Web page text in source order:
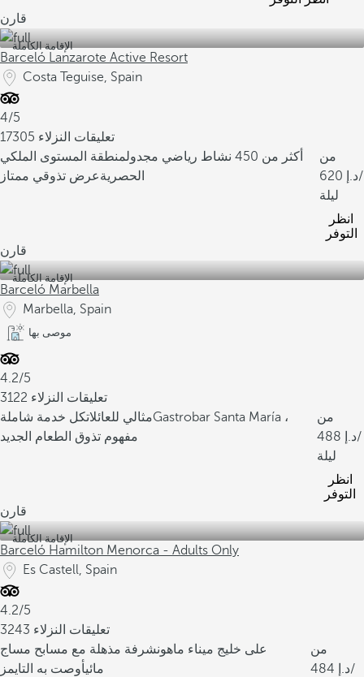
قارن
الإقامة الكاملة
Barceló Lanzarote Active Resort
Costa Teguise, Spain
4/5
17305 تعليقات النزلاء
أكثر من 450 نشاط رياضي مجدول
منطقة المستوى الملكي
الحصريةعرض تذوقي ممتاز
من
620
/
ليلة
انظر
التوفر
قارن
الإقامة الكاملة
Barceló Marbella
Marbella, Spain
موصى بها
4.2/5
3122 تعليقات النزلاء
مثالي للعائلاتكل خدمة شاملة
Gastrobar Santa María ،
مفهوم تذوق الطعام الجديد
من
488
/
ليلة
انظر
التوفر
قارن
الإقامة الكاملة
Barceló Hamilton Menorca - Adults Only
Es Castell, Spain
4.2/5
3243 تعليقات النزلاء
على خليج ميناء ماهونشرفة مذهلة مع مسابح مساج
مائيأوصت به التايمز
من
484
/